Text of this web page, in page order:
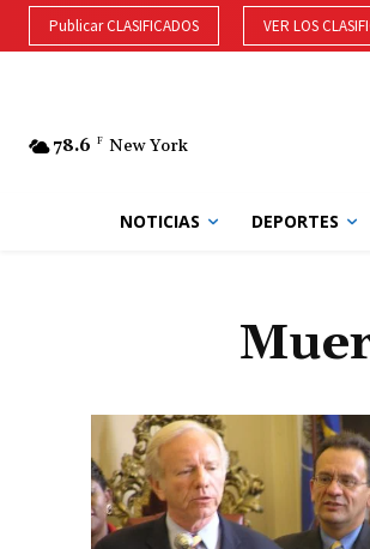
Publicar CLASIFICADOS VER LOS
78.6 F New York
NOTICIAS DEPORTES